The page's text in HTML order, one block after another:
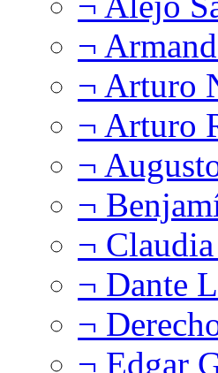
¬
¬ Arturo
¬ Arturo
¬
¬
¬
¬ Dante
¬
¬ Edgar